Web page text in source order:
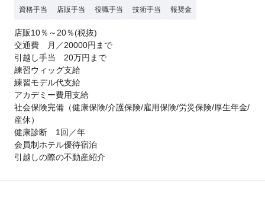
資格手当 店販手当 役職手当 技術手当 報奨金
店販10％～20％(税抜)
交通費 月／20000円まで
引越し手当 20万円まで
練習ウィッグ支給
練習モデル代支給
アカデミー費用支給
社会保険完備（健康保険/介護保険/雇用保険/労災保険/厚生年金/
産休）
健康診断 1回／年
会員制ホテル優待宿泊
引越しの際の不動産紹介